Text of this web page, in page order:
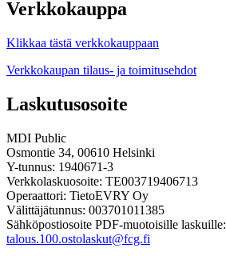
Verkkokauppa
Klikkaa tästä verkkokauppaan
Verkkokaupan tilaus- ja toimitusehdot
Laskutusosoite
MDI Public
Osmontie 34, 00610 Helsinki
Y-tunnus: 1940671-3
Verkkolaskuosoite: TE003719406713
Operaattori: TietoEVRY Oy
Välittäjätunnus: 003701011385
Sähköpostiosoite PDF-muotoisille laskuille:
talous.100.ostolaskut@fcg.fi